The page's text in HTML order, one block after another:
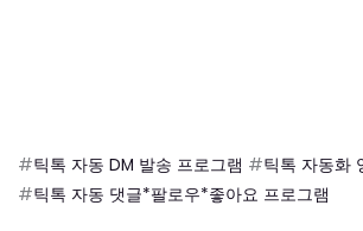
#틱톡 자동 DM 발송 프로그램 #틱톡 자동화
#틱톡 자동 댓글*팔로우*좋아요 프로그램